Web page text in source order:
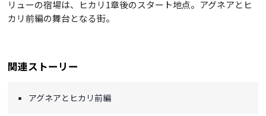
リューの宿場は、ヒカリ1章後のスタート地点。アグネアとヒ
カリ前編の舞台となる街。
関連ストーリー
アグネアとヒカリ前編